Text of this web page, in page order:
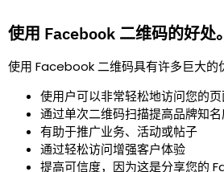
使用 Facebook 二维码的好处。
使用 Facebook 二维码具有许多巨大的
使用户可以非常轻松地访问您的
通过单次二维码扫描提高品牌知
有助于推广业务、活动或帖子
通过轻松访问增强客户体验
提高可信度，因为这是分享您的